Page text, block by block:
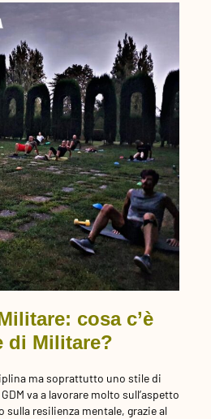
cosa c’è
di Militare?
ma soprattutto uno stile di
va a lavorare molto sull’aspetto
resilienza mentale, grazie al